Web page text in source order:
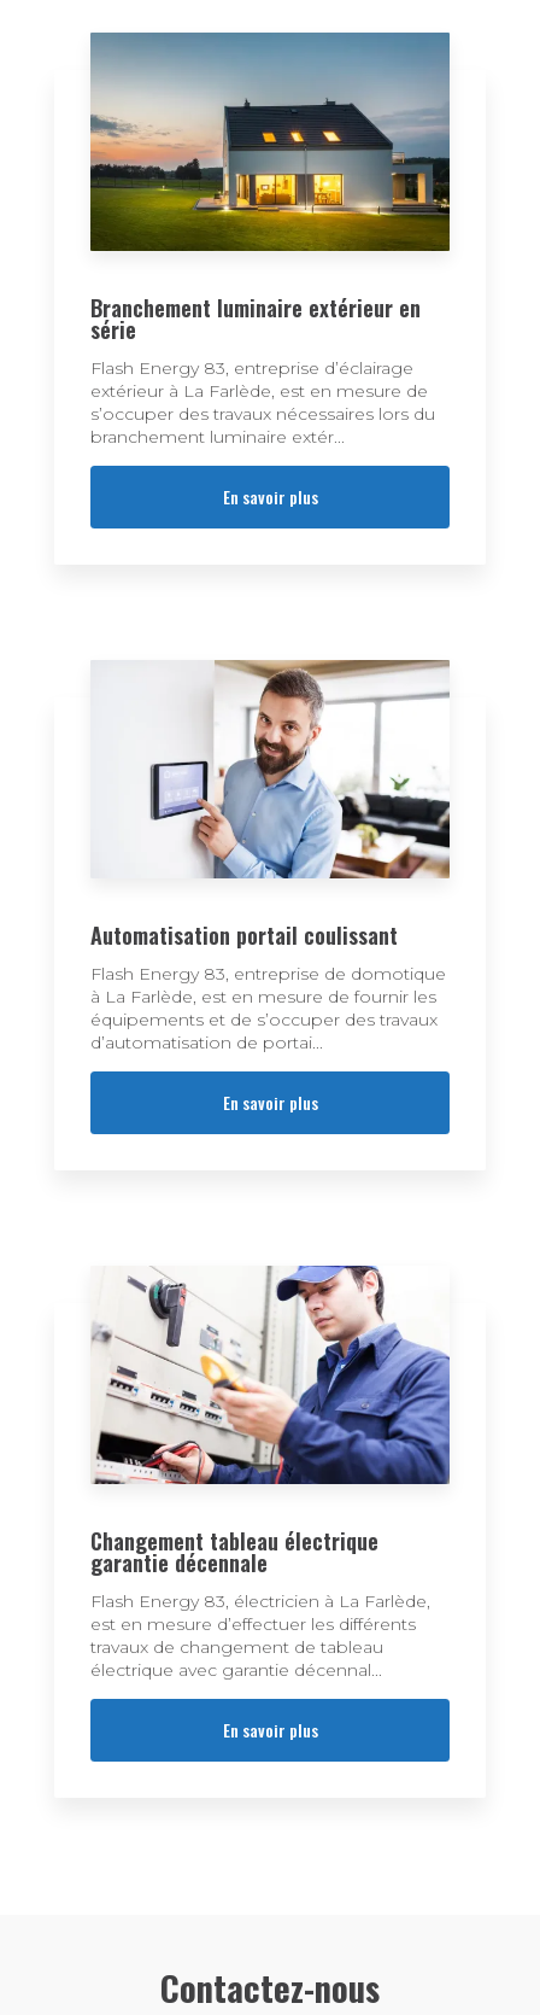
Branchement luminaire extérieur en
série
Flash Energy 83, entreprise d’éclairage
extérieur à La Farlède, est en mesure de
s’occuper des travaux nécessaires lors du
branchement luminaire extér...
En savoir plus
Automatisation portail coulissant
Flash Energy 83, entreprise de domotique
à La Farlède, est en mesure de fournir les
équipements et de s’occuper des travaux
d’automatisation de portai...
En savoir plus
Changement tableau électrique
garantie décennale
Flash Energy 83, électricien à La Farlède,
est en mesure d’effectuer les différents
travaux de changement de tableau
électrique avec garantie décennal...
En savoir plus
Contactez-nous